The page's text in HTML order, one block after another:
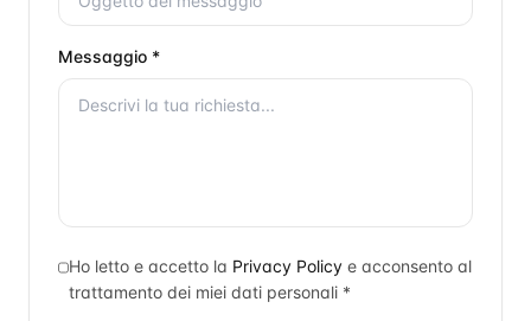
Messaggio *
Ho letto e accetto la Privacy Policy e acconsento al
trattamento dei miei dati personali *